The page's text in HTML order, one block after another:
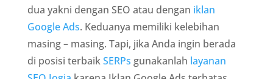
dua yakni dengan SEO atau dengan iklan
Google Ads. Keduanya memiliki kelebihan
masing – masing. Tapi, jika Anda ingin berada
di posisi terbaikSERPs gunakanlah layanan